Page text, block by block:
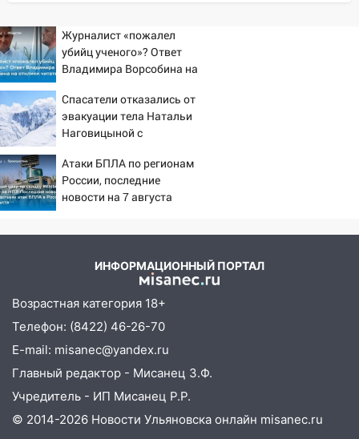
миллионов рублей за криминальное
покровительство
15:32
На «кольце» кроссовер сбил 18-
летнего мопедиста
15:00
В Ульяновске после тройного ДТП
госпитализировали 25-летнего байкера
14:32
На Ульяновскую область
надвигается жара
14:08
подробности серьезной аварии на
В Димитровграде на улице
Трудовой горело здание
13:00 Водитель без прав врезался в
припаркованный автомобиль
12:37 Переезжал «зебру» на
велосипеде и попал под колеса
12:18 Вспыхнул изнутри: в
Журналист «пожалел
убийц ученого»? Ответ
Владимира Ворсобина на
Спасатели отказались от
эвакуации тела Натальи
Наговицыной с
Атаки БПЛА по регионам
России, последние
новости на 7 августа
ИНФОРМАЦИОННЫЙ ПОРТАЛ
Возрастная категория 18+
Телефон: (8422) 46-26-70
E-mail: misanec@yandex.ru
Главный редактор - Мисанец З.Ф.
Учредитель - ИП Мисанец Р.Р.
© 2014-2026 Новости Ульяновска онлайн misanec.ru